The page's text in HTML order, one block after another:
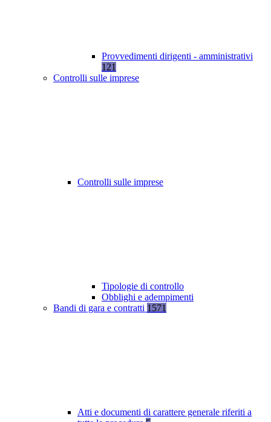
Provvedimenti dirigenti - amministrativi
121
Controlli sulle imprese
Controlli sulle imprese
Tipologie di controllo
Obblighi e adempimenti
Bandi di gara e contratti 1571
Atti e documenti di carattere generale riferiti a